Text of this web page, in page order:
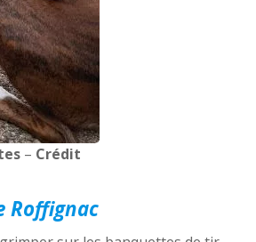
– Crédit
Roffignac